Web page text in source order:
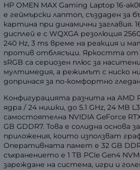
HP OMEN MAX Gaming Laptop 16-
е геймърски лаптоп, създаден за
картина при динамични заглавия.
дисплей е с WQXGA резолюция
240 Hz, 3 ms време на реакция и
против отблясъци. Яркостта от
sRGB са сериозен плюс за
мултимедия, а режимът с ниско
допринася за по-комфортно
Конфигурацията разчита на AMD
ядра / 24 нишки, до 5.1 GHz, 24 MB
самостоятелна NVIDIA GeForce
GB GDDR7. Това е солидна основа
приложения, които използват
Оперативната памет е 32 GB
съхранението е 1 TB PCIe Gen4
зареждане на система, игри и